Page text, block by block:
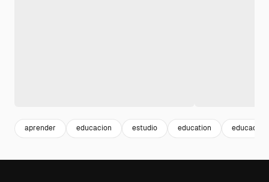
aprender educacion estudio education educadora